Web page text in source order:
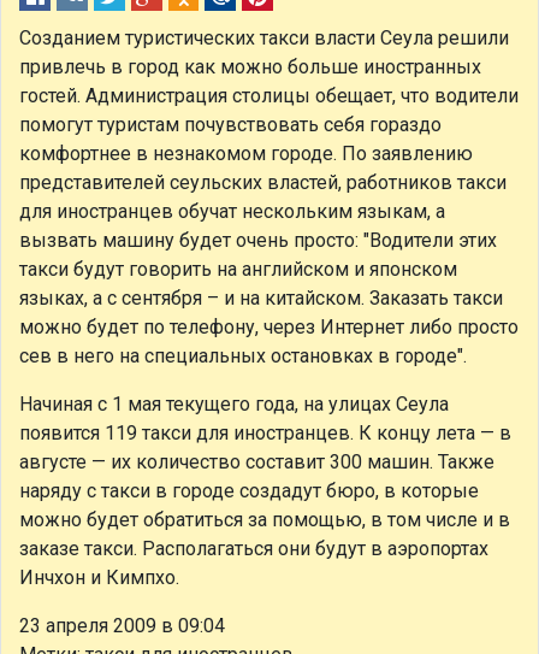
Созданием туристических такси власти Сеула решили
привлечь в город как можно больше иностранных
гостей. Администрация столицы обещает, что водители
помогут туристам почувствовать себя гораздо
комфортнее в незнакомом городе. По заявлению
представителей сеульских властей, работников такси
для иностранцев обучат нескольким языкам, а
вызвать машину будет очень просто: "Водители этих
такси будут говорить на английском и японском
языках, а с сентября – и на китайском. Заказать такси
можно будет по телефону, через Интернет либо просто
сев в него на специальных остановках в городе".
Начиная с 1 мая текущего года, на улицах Сеула
появится 119 такси для иностранцев. К концу лета — в
августе — их количество составит 300 машин. Также
наряду с такси в городе создадут бюро, в которые
можно будет обратиться за помощью, в том числе и в
заказе такси. Располагаться они будут в аэропортах
Инчхон и Кимпхо.
23 апреля 2009 в 09:04